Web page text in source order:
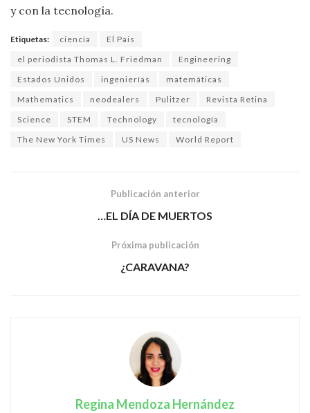
y con la tecnología.
Etiquetas: ciencia
El Pais
el periodista Thomas L. Friedman
Engineering
Estados Unidos
ingenierías
matemáticas
Mathematics
neodealers Pulitzer
Revista Retina
Science
STEM Technology
tecnología
The New York Times
US News World Report
Publicación anterior
…EL DÍA DE MUERTOS
Próxima publicación
¿CARAVANA?
Regina Mendoza Hernández